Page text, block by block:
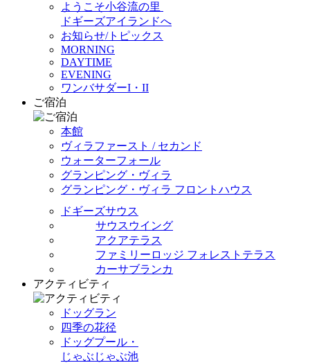
ようこそ小谷流の里
ドギーズアイランドへ
お知らせ/トピックス
MORNING
DAYTIME
EVENING
ワンバサダーI・II
ご宿泊
本館
ヴィラファースト / セカンド
ウォーターフォール
グランピング・ヴィラ
グランピング・ヴィラ フロントハウス
ドギーズサウス
サウスウイング
アクアテラス
ファミリーロッジ フォレストテラス
カーサブランカ
アクティビティ
ドッグラン
四季の花径
ドッグプール・
じゃぶじゃぶ池